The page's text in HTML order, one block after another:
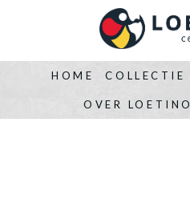
HOME COLLECTIE
OVER LOETINO